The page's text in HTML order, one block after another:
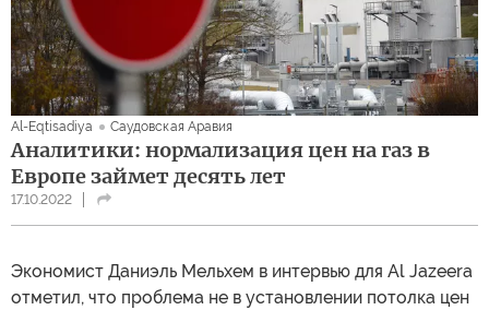
Al-Eqtisadiya Саудовская Аравия
Аналитики: нормализация цен на газ в
Европе займет десять лет
17.10.2022
Экономист Даниэль Мельхем в интервью для Al Jazeera
отметил, что проблема не в установлении потолка цен